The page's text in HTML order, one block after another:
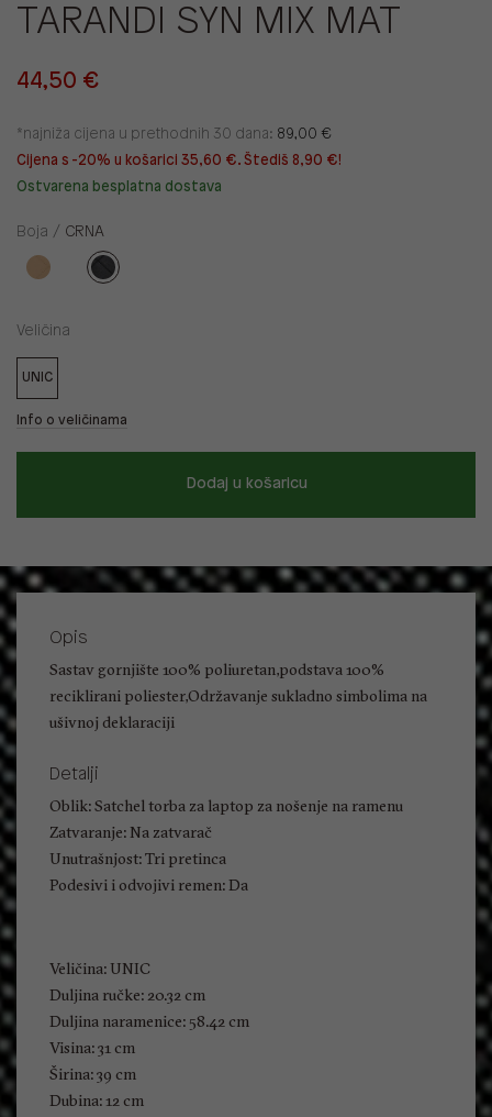
TARANDI SYN MIX MAT
44,50 €
*najniža cijena u prethodnih 30 dana: 89,00 €
Cijena s -20% u košarici 35,60 €. Štediš 8,90 €!
Ostvarena besplatna dostava
Boja / CRNA
Veličina
UNIC
Info o veličinama
Dodaj u košaricu
Opis
Sastav gornjište 100% poliuretan,podstava 100%
reciklirani poliester,Održavanje sukladno simbolima na
ušivnoj deklaraciji
Detalji
Oblik: Satchel torba za laptop za nošenje na ramenu
Zatvaranje: Na zatvarač
Unutrašnjost: Tri pretinca
Podesivi i odvojivi remen: Da
Veličina: UNIC
Duljina ručke: 20.32 cm
Duljina naramenice: 58.42 cm
Visina: 31 cm
Širina: 39 cm
Dubina: 12 cm